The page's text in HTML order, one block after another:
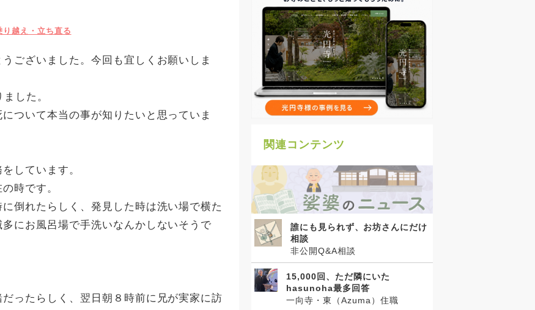
越え・立ち直る
ございました。今回も宜しくお願いしま
した。
ついて本当の事が知りたいと思っていま
しています。
時です。
倒れたらしく、発見した時は洗い場で横た
にお風呂場で手洗いなんかしないそうで
ったらしく、翌日朝８時前に兄が実家に訪
関連コンテンツ
誰にも見られず、お坊さんにだけ
相談
非公開Q&A相談
15,000回、ただ隣にいた
hasunoha最多回答
一向寺・東（Azuma）住職